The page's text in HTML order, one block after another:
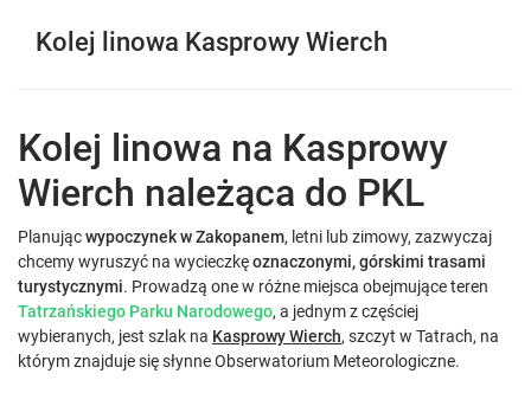
Kolej linowa Kasprowy Wierch
Kolej linowa na Kasprowy
Wierch należąca do PKL
Planującwypoczynek w Zakopanem, letni lub zimowy, zazwyczaj
chcemy wyruszyć na wycieczkęoznaczonymi, górskimi trasami
turystycznymi. Prowadzą one w różne miejsca obejmujące teren
Tatrzańskiego Parku Narodowego, a jednym z częściej
wybieranych, jest szlak na Kasprowy Wierch, szczyt w Tatrach, na
którym znajduje się słynne Obserwatorium Meteorologiczne.